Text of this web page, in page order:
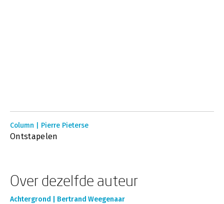
Column | Pierre Pieterse
Ontstapelen
Over dezelfde auteur
Achtergrond | Bertrand Weegenaar